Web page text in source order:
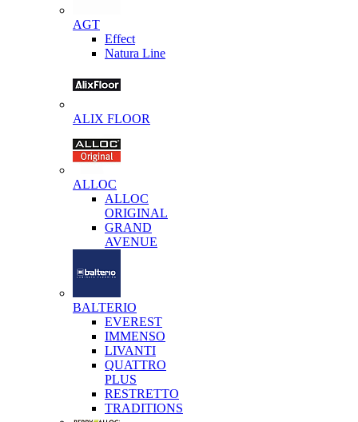
AGT
Effect
Natura Line
ALIX FLOOR
ALLOC
ALLOC
ORIGINAL
GRAND
AVENUE
BALTERIO
EVEREST
IMMENSO
LIVANTI
QUATTRO
PLUS
RESTRETTO
TRADITIONS